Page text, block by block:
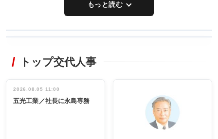
もっと読む
非鉄業界で
インタビュ
ー／社内ア
タックトレー
祝う 業界関
係者ら220人
出席
トップ交代人事
2026.08.05 11:00
五光工業／社長に永島専務